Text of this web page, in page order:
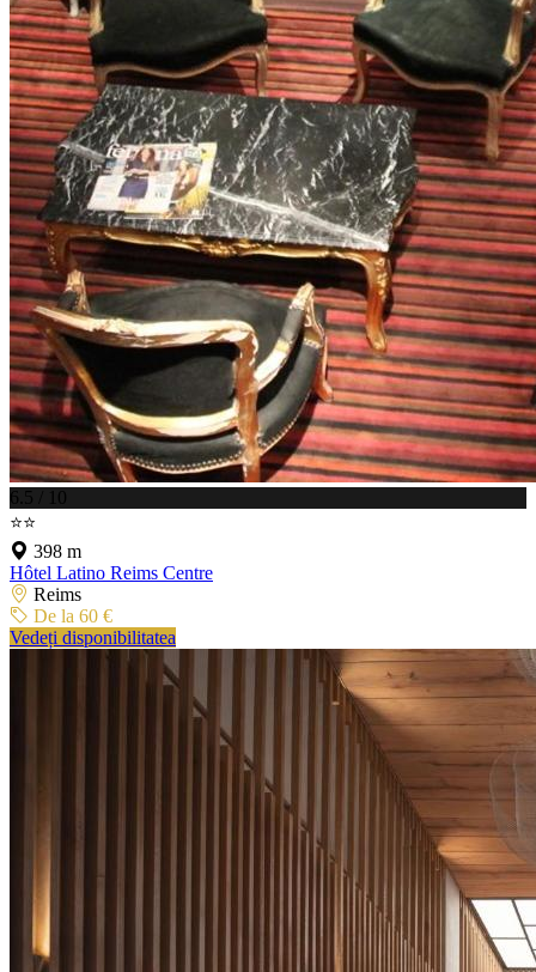
6.5 / 10
⭐⭐
398 m
Hôtel Latino Reims Centre
Reims
De la 60 €
Vedeți disponibilitatea